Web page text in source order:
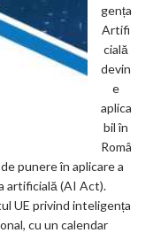
gența
Artifi
cială
devin
e
aplica
bil în
Româ
punere în aplicare a
artificială (AI Act).
UE privind inteligența
cu un calendar